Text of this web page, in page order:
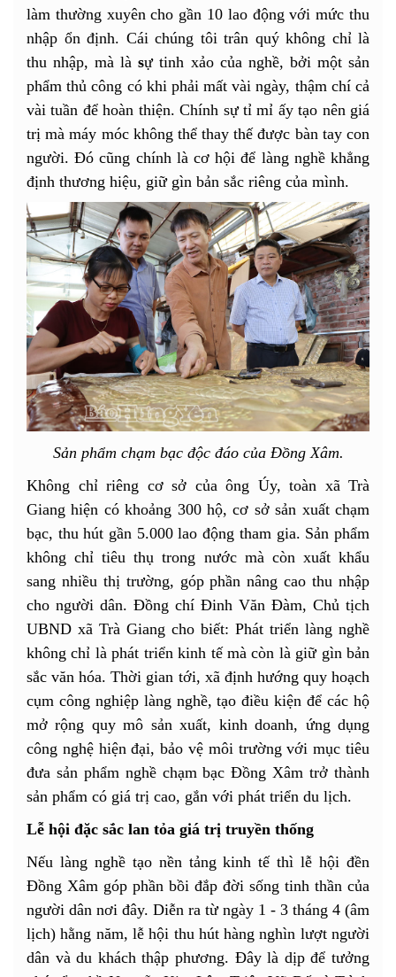
làm thường xuyên cho gần 10 lao động với mức thu
nhập ổn định. Cái chúng tôi trân quý không chỉ là
thu nhập, mà làsự tinh xảo của nghề, bởi một sản
phẩm thủ công có khi phải mất vài ngày, thậm chí cả
vài tuần để hoàn thiện. Chính sự tỉ mỉ ấy tạo nên giá
trị mà máy móc không thể thay thế được bàn tay con
người. Đó cũng chính là cơ hội để làng nghề khẳng
định thương hiệu, giữ gìn bản sắc riêng của mình.
Sản phẩm chạm bạc độc đáo của Đồng Xâm.
Không chỉ riêng cơ sở của ông Úy, toàn xã Trà
Giang hiện có khoảng 300 hộ, cơ sở sản xuất chạm
bạc, thu hút gần 5.000 lao động tham gia. Sản phẩm
không chỉ tiêu thụ trong nước mà còn xuất khẩu
sang nhiều thị trường, góp phần nâng cao thu nhập
cho người dân. Đồng chí Đinh Văn Đàm, Chủ tịch
UBND xã Trà Giang cho biết: Phát triển làng nghề
không chỉ là phát triển kinh tế mà còn là giữ gìn bản
sắc văn hóa. Thời gian tới, xã định hướng quy hoạch
cụm công nghiệp làng nghề, tạo điều kiện để các hộ
mở rộng quy mô sản xuất, kinh doanh, ứng dụng
công nghệ hiện đại, bảo vệ môi trường với mục tiêu
đưa sản phẩm nghề chạm bạc Đồng Xâm trở thành
sản phẩm có giá trị cao, gắn với phát triển du lịch.
Lễ hội đặc sắc lan tỏa giá trị truyền thống
Nếu làng nghề tạo nền tảng kinh tế thì lễ hội đền
Đồng Xâm góp phần bồi đắp đời sống tinh thần của
người dân nơi đây. Diễn ra từ ngày 1 - 3 tháng 4 (âm
lịch) hằng năm, lễ hội thu hút hàng nghìn lượt người
dân và du khách thập phương. Đây là dịp để tưởng